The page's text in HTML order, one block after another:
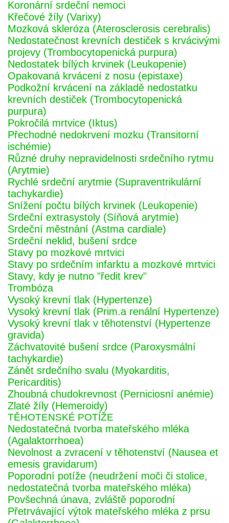
Koronární srdeční nemoci
Křečové žíly (Varixy)
Mozková skleróza (Aterosclerosis cerebralis)
Nedostatečnost krevních destiček s krvácivými
projevy (Trombocytopenická purpura)
Nedostatek bílých krvinek (Leukopenie)
Opakovaná krvácení z nosu (epistaxe)
Podkožní krvácení na základě nedostatku
krevních destiček (Trombocytopenická
purpura)
Pokročilá mrtvice (Iktus)
Přechodné nedokrvení mozku (Transitorní
ischémie)
Různé druhy nepravidelnosti srdečního rytmu
(Arytmie)
Rychlé srdeční arytmie (Supraventrikulární
tachykardie)
Snížení počtu bílých krvinek (Leukopenie)
Srdeční extrasystoly (Síňová arytmie)
Srdeční městnání (Astma cardiale)
Srdeční neklid, bušení srdce
Stavy po mozkové mrtvici
Stavy po srdečním infarktu a mozkové mrtvici
Stavy, kdy je nutno "ředit krev"
Trombóza
Vysoký krevní tlak (Hypertenze)
Vysoký krevní tlak (Prim.a renální Hypertenze)
Vysoký krevní tlak v těhotenství (Hypertenze
gravida)
Záchvatovité bušení srdce (Paroxysmální
tachykardie)
Zánět srdečního svalu (Myokarditis,
Pericarditis)
Zhoubná chudokrevnost (Perniciosní anémie)
Zlaté žíly (Hemeroidy)
TĚHOTENSKÉ POTÍŽE
Nedostatečná tvorba mateřského mléka
(Agalaktorrhoea)
Nevolnost a zvracení v těhotenství (Nausea et
emesis gravidarum)
Poporodní potíže (neudržení moči či stolice,
nedostatečná tvorba mateřského mléka)
Povšechná únava, zvláště poporodní
Přetrvávající výtok mateřského mléka z prsu